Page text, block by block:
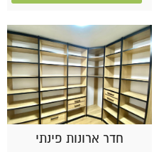
חדר ארונות פינתי